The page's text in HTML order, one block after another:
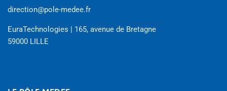
direction@pole-medee.fr
EuraTechnologies | 165, avenue de Bretagne
59000 LILLE